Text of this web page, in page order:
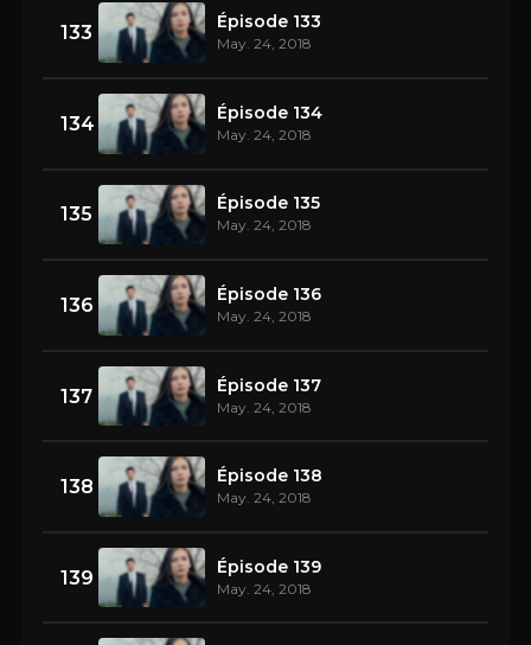
133 Épisode 133
May. 24, 2018
134 Épisode 134
May. 24, 2018
135 Épisode 135
May. 24, 2018
136 Épisode 136
May. 24, 2018
137 Épisode 137
May. 24, 2018
138 Épisode 138
May. 24, 2018
139 Épisode 139
May. 24, 2018